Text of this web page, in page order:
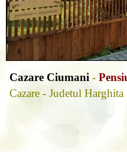
Cazare Ciumani -
Cazare - Judetul Harghita